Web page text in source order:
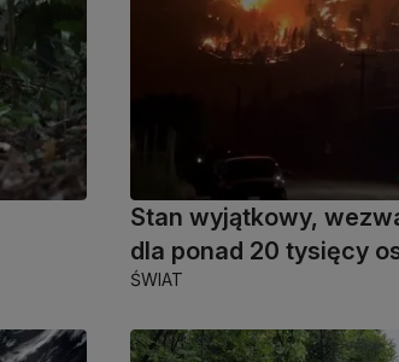
Stan wyjątkowy,
dla ponad 20 tysięcy
ŚWIAT